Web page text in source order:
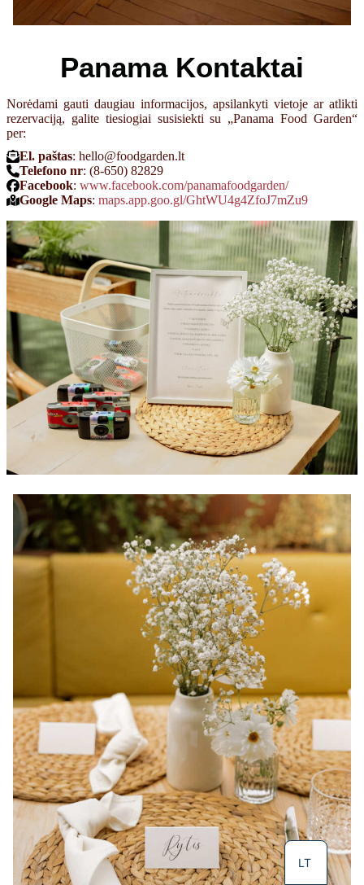
Panama Kontaktai
Norėdami gauti daugiau informacijos, apsilankyti vietoje ar atlikti
rezervaciją, galite tiesiogiai susisiekti su „Panama Food Garden“
per:
El. paštas: hello@foodgarden.lt
Telefono nr: (8-650) 82829
Facebook: www.facebook.com/panamafoodgarden/
Google Maps: maps.app.goo.gl/GhtWU4g4ZfoJ7mZu9
LT
EN